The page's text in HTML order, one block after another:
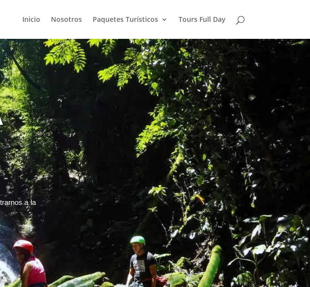
Inicio Nosotros Paquetes Turísticos Tours Full Day
a la